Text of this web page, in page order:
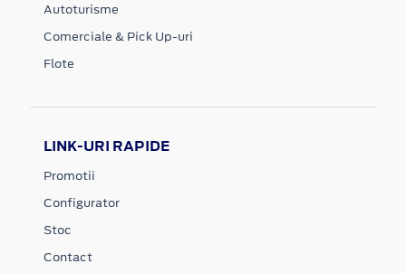
Autoturisme
Comerciale & Pick Up-uri
Flote
LINK-URI RAPIDE
Promotii
Configurator
Stoc
Contact